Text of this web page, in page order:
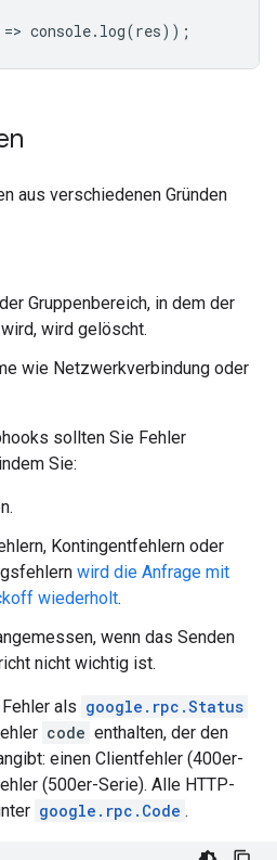
=> console. log(res));
aus verschiedenen Gründen
Gruppenbereich, in dem der
wird gelöscht.
wie Netzwerkverbindung oder
sollten Sie Fehler
Sie:
Kontingentfehlern oder
wird die Anfrage mit
wiederholt.
wenn das Senden
nicht wichtig ist.
als google.rpc.Status
code enthalten, der den
einen Clientfehler (400er-
(500er-Serie). Alle HTTP-
google.rpc.Code .